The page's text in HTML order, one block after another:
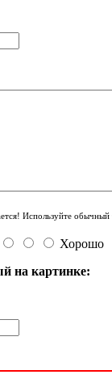
Используйте обычный
Хорошо
на картинке: